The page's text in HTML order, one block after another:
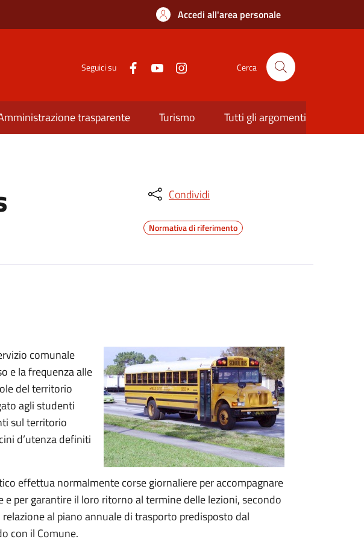
Accedi all'area personale
Seguici su Cerca
trasparente Turismo Tutti gli argomenti
Condividi
Normativa di riferimento
comunale
e la frequenza alle
del territorio
agli studenti
sul territorio
d’utenza definiti
effettua normalmente corse giornaliere per accompagnare
e per garantire il loro ritorno al termine delle lezioni, secondo
al piano annuale di trasporto predisposto dal
con il Comune.